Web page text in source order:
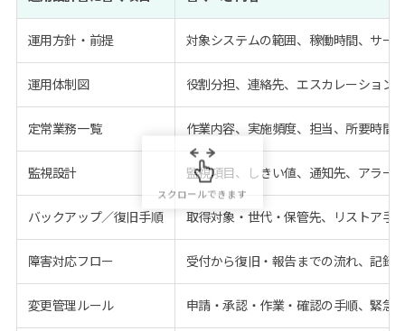
運用方針・前提 対象システムの範囲、稼働時間、サー
運用体制図 役割分担、連絡先、エスカレーション
定常業務一覧 作業内容、実施頻度、担当、所要時間
監視設計 監視項目、しきい値、通知先、アラー
バックアップ／復旧手順 取得対象・世代・保管先、リストア手
障害対応フロー 受付から復旧・報告までの流れ、記録
変更管理ルール 申請・承認・作業・確認の手順、緊急